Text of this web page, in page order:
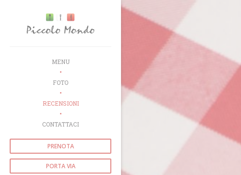
Personalizzazione delle tue scelte sui cookie
MENU
FOTO
RECENSIONI
CONTATTACI
PRENOTA
PORTA VIA